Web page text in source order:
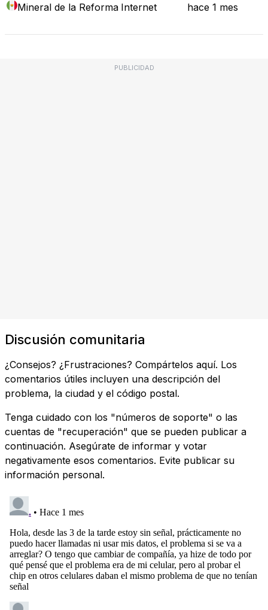
Mineral de la Reforma Internet hace 1 mes
PUBLICIDAD
Discusión comunitaria
¿Consejos? ¿Frustraciones? Compártelos aquí. Los
comentarios útiles incluyen una descripción del
problema, la ciudad y el código postal.
Tenga cuidado con los "números de soporte" o las
cuentas de "recuperación" que se pueden publicar a
continuación. Asegúrate de informar y votar
negativamente esos comentarios. Evite publicar su
información personal.